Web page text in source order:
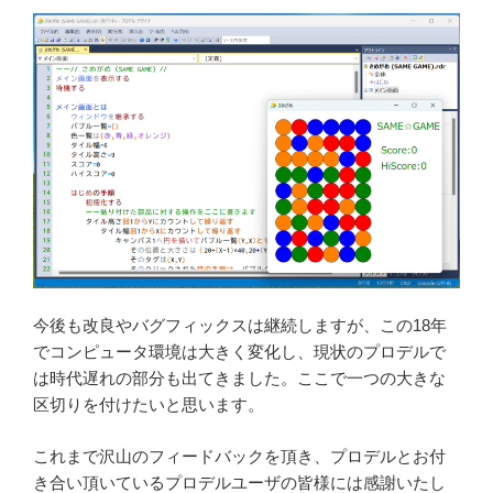
今後も改良やバグフィックスは継続しますが、この18年
でコンピュータ環境は大きく変化し、現状のプロデルで
は時代遅れの部分も出てきました。ここで一つの大きな
区切りを付けたいと思います。
これまで沢山のフィードバックを頂き、プロデルとお付
き合い頂いているプロデルユーザの皆様には感謝いたし